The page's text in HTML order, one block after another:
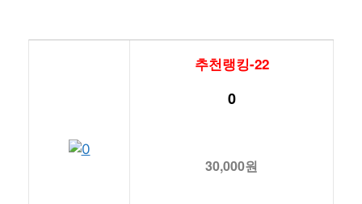
추천랭킹-22
0
30,000원